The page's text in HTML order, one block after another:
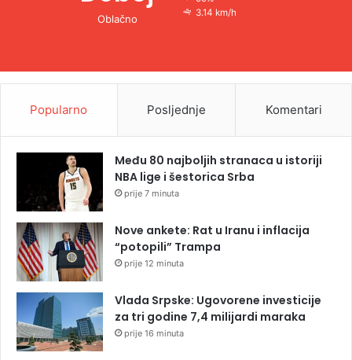
Oblačno
3.14 km/h
Popularno Posljednje Komentari
Među 80 najboljih stranaca u istoriji
NBA lige i šestorica Srba
prije 7 minuta
Nove ankete: Rat u Iranu i inflacija
“potopili” Trampa
prije 12 minuta
Vlada Srpske: Ugovorene investicije
za tri godine 7,4 milijardi maraka
prije 16 minuta